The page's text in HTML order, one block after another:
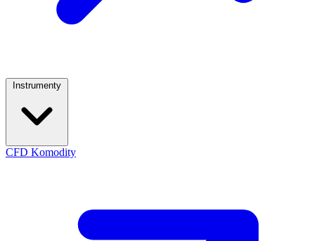
CFD Komodity